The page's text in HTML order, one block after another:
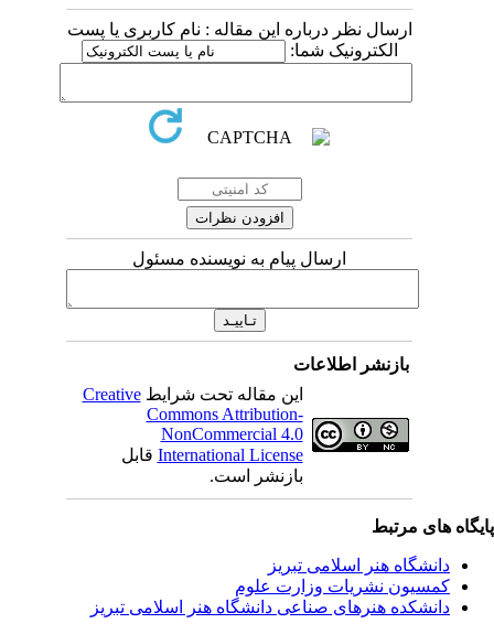
ارسال نظر درباره این مقاله : نام کاربری یا پست
الکترونیک شما:
ارسال پیام به نویسنده مسئول
بازنشر اطلاعات
این مقاله تحت شرایطCreative
Commons Attribution-
NonCommercial 4.0
International Licenseقابل
بازنشر است.
مرتبط
هنر اسلامی تبریز
نشریات وزارت علوم
هنرهای صناعی دانشگاه هنر اسلامی تبریز